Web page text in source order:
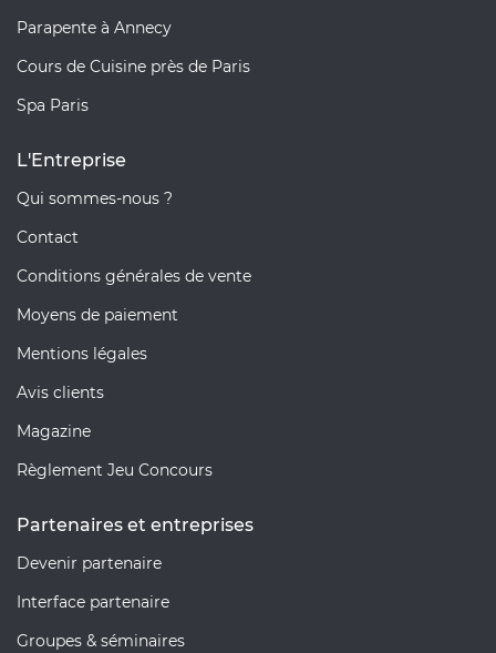
Parapente à Annecy
Cours de Cuisine près de Paris
Spa Paris
L'Entreprise
Qui sommes-nous ?
Contact
Conditions générales de vente
Moyens de paiement
Mentions légales
Avis clients
Magazine
Règlement Jeu Concours
Partenaires et entreprises
Devenir partenaire
Interface partenaire
Groupes & séminaires